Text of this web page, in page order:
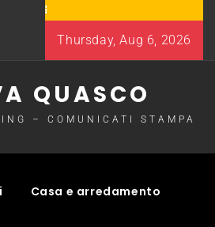
Thursday, Aug 6, 2026
QUASCO
– COMUNICATI STAMPA
Casa e arredamento